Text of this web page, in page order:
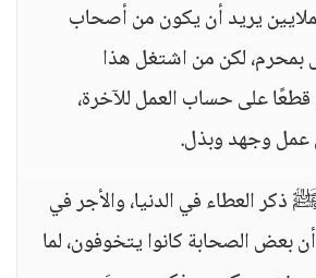
يريد أن يكون من أصحاب
بمحرم، لكن من اشتغل هذا
على حساب العمل للآخرة،
عمل وجهد وبذل.
ذكر العطاء في الدنيا، والأجر في
بعض الصحابة كانوا يتخوفون، لما